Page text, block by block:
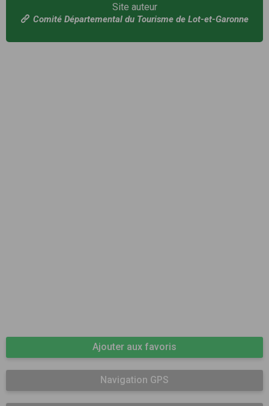
Site auteur
Comité Départemental du Tourisme de Lot-et-Garonne
Ajouter aux favoris
Navigation GPS